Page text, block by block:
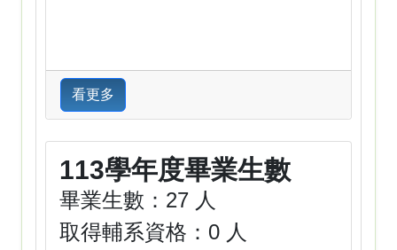
看更多
113學年度畢業生數
畢業生數：27 人
取得輔系資格：0 人